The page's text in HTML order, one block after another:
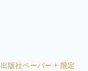
出版社ペーパー + 限定